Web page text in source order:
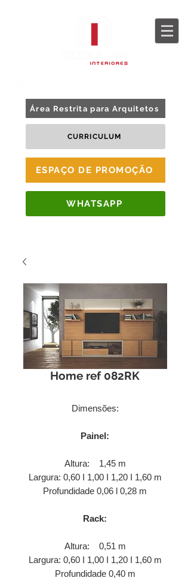
Área Restrita para Arquitetos
CURRICULUM
ESPAÇO DE PROMOÇÃO
WHATSAPP
Home ref 082RK
Dimensões:
Painel:
Altura: 1,45 m
Largura: 0,60 I 1,00 I 1,20 I 1,60 m
Profundidade 0,06 l 0,28 m
Rack:
Altura: 0,51 m
Largura: 0,60 I 1,00 I 1,20 I 1,60 m
Profundidade 0,40 m